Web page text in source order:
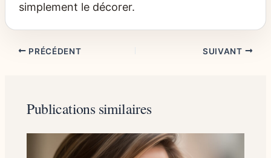
simplement le décorer.
PRÉCÉDENT SUIVANT
Publications similaires